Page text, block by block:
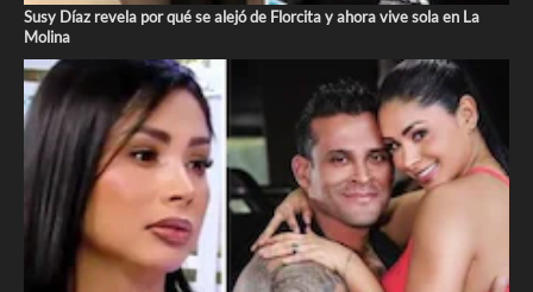
Susy Díaz revela por qué se alejó de Florcita y ahora vive sola en La
Molina